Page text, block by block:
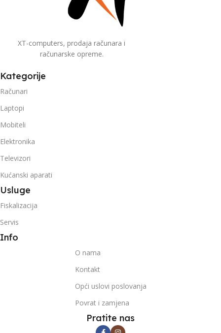
XT-computers, prodaja računara i
računarske opreme.
Kategorije
Računari
Laptopi
Mobiteli
Elektronika
Televizori
Kućanski aparati
Usluge
Fiskalizacija
Servis
Info
O nama
Kontakt
Opći uslovi poslovanja
Povrat i zamjena
Pratite nas